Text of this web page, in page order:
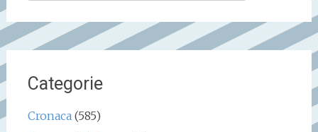
Categorie
Cronaca(585)